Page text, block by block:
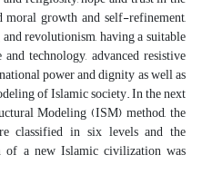
growth and self-refinement,
revolutionism, having a suitable
technology, advanced resistive
power and dignity as well as
of Islamic society. In the next
Modeling (ISM) method, the
classified in six levels and the
of a new Islamic civilization was